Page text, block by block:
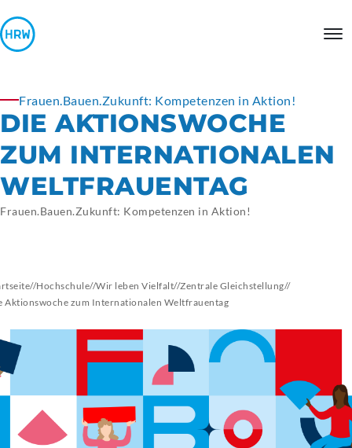
Frauen.Bauen.Zukunft: Kompetenzen in Aktion!
DIE AKTIONSWOCHE
ZUM INTERNATIONALEN
WELTFRAUENTAG
Frauen.Bauen.Zukunft: Kompetenzen in Aktion!
//Hochschule//Wir leben Vielfalt//Zentrale Gleichstellung//
Aktionswoche zum Internationalen Weltfrauentag